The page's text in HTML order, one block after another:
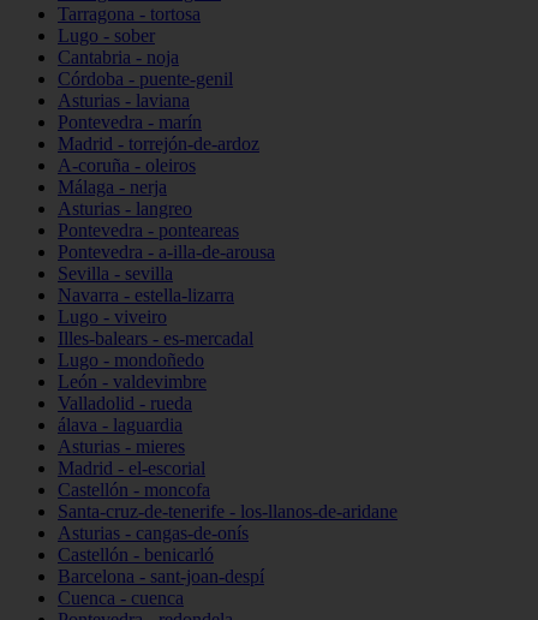
Tarragona - tortosa
Lugo - sober
Cantabria - noja
Córdoba - puente-genil
Asturias - laviana
Pontevedra - marín
Madrid - torrejón-de-ardoz
A-coruña - oleiros
Málaga - nerja
Asturias - langreo
Pontevedra - ponteareas
Pontevedra - a-illa-de-arousa
Sevilla - sevilla
Navarra - estella-lizarra
Lugo - viveiro
Illes-balears - es-mercadal
Lugo - mondoñedo
León - valdevimbre
Valladolid - rueda
álava - laguardia
Asturias - mieres
Madrid - el-escorial
Castellón - moncofa
Santa-cruz-de-tenerife - los-llanos-de-aridane
Asturias - cangas-de-onís
Castellón - benicarló
Barcelona - sant-joan-despí
Cuenca - cuenca